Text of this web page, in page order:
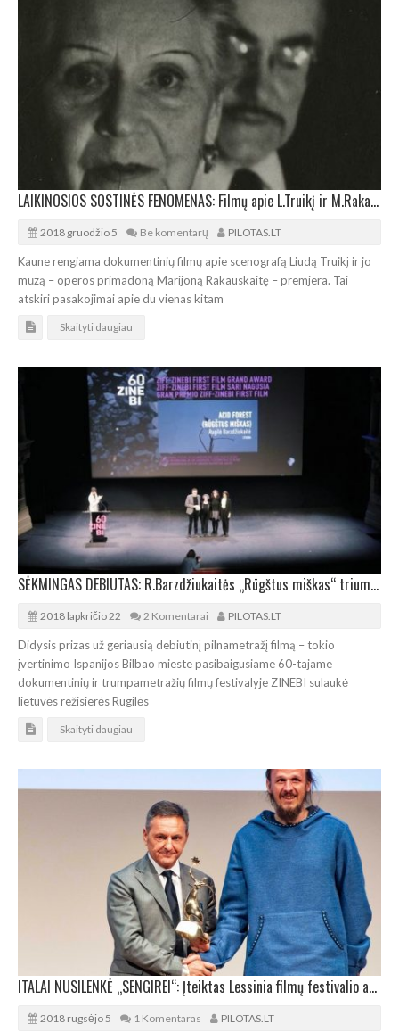
LAIKINOSIOS SOSTINĖS FENOMENAS: Filmų apie L.Truikį ir M.Rakauskaitę premjera
2018 gruodžio 5 Be komentarų PILOTAS.LT
Kaune rengiama dokumentinių filmų apie scenografą Liudą Truikį ir jo
mūzą – operos primadoną Marijoną Rakauskaitę – premjera. Tai
atskiri pasakojimai apie du vienas kitam
Skaityti daugiau
SĖKMINGAS DEBIUTAS: R.Barzdžiukaitės „Rūgštus miškas“ triumfavo Bilbao filmų festivalyje
2018 lapkričio 22 2 Komentarai PILOTAS.LT
Didysis prizas už geriausią debiutinį pilnametražį filmą – tokio
įvertinimo Ispanijos Bilbao mieste pasibaigusiame 60-tajame
dokumentinių ir trumpametražių filmų festivalyje ZINEBI sulaukė
lietuvės režisierės Rugilės
Skaityti daugiau
ITALAI NUSILENKĖ „SENGIREI“: Įteiktas Lessinia filmų festivalio auksas
2018 rugsėjo 5 1 Komentaras PILOTAS.LT